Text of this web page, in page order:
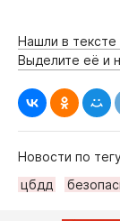
Нашли в тексте
Выделите её и
Новости по
цбдд